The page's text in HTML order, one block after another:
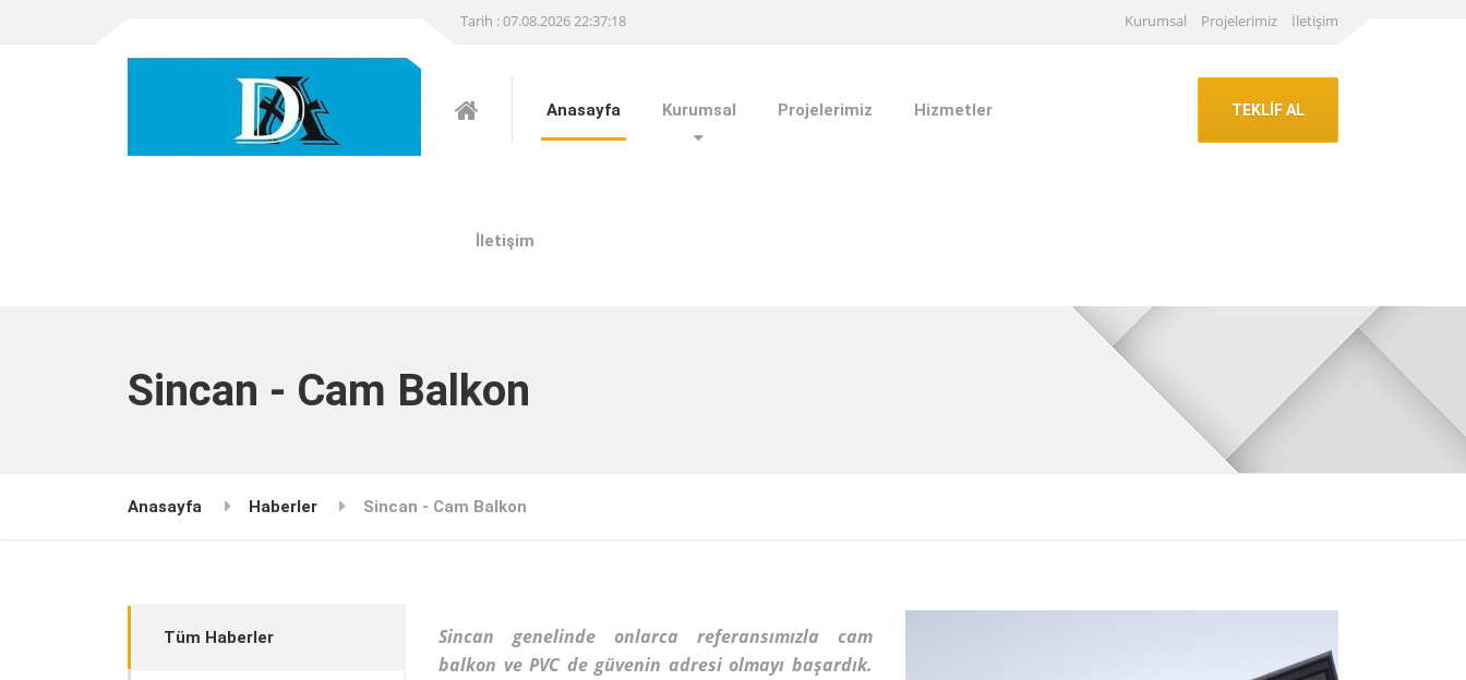
Tarih : 07.08.2026 22:37:18 Kurumsal Projelerimiz İletişim
Anasayfa Kurumsal Projelerimiz Hizmetler
İletişim
TEKLİF AL
Sincan - Cam Balkon
Anasayfa Haberler Sincan - Cam Balkon
Sincan genelinde onlarca referansımızla cam
balkon ve PVC de güvenin adresi olmayı başardık.
Tüm Haberler